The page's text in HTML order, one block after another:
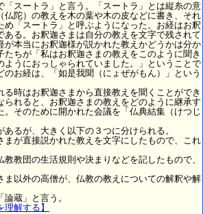
「スートラ」と言う。「スートラ」とは縦糸の意
仏陀）の教えを木の葉や木の皮などに書き、それ
め「スートラ」と呼ぶようになった。お経はお釈
ある。お釈迦さまは自分の教えを文字で残されて
が本当にお釈迦様が説かれた教えかどうかは分か
たちが「私はお釈迦さまの教えをこのように聞き
ようにおっしゃられていました。」ということで
のお経は、「如是我聞（にょぜがもん）」という
る時はお釈迦さまから直接教えを聞くことができ
られると、お釈迦さまの教えをどのように継承す
。そのために開かれた会議を「仏典結集（けつじ
るが、大きく以下の３つに分けられる。
が直接説かれた教えを文字にしたもので、これ
教団の生活規則や決まりなどを記したもので、
以外の高僧が、仏教の教えについての解釈や解
と言う。
解する】